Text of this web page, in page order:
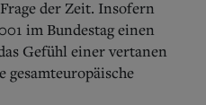
der Zeit. Insofern
im Bundestag einen
Gefühl einer vertanen
gesamteuropäische